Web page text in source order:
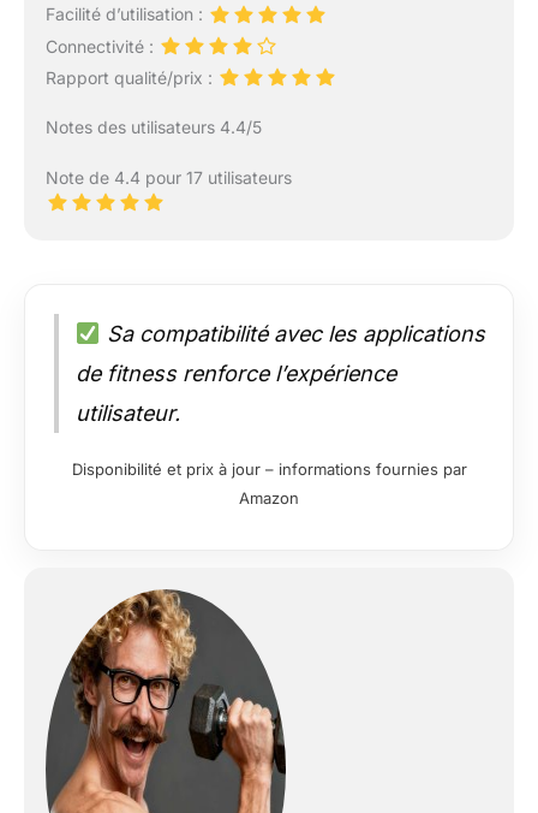
Facilité d’utilisation :
Connectivité :
Rapport qualité/prix :
Notes des utilisateurs 4.4/5
Note de 4.4 pour 17 utilisateurs
Sa compatibilité avec les applications
de fitness renforce l’expérience
utilisateur.
Disponibilité et prix à jour – informations fournies par
Amazon